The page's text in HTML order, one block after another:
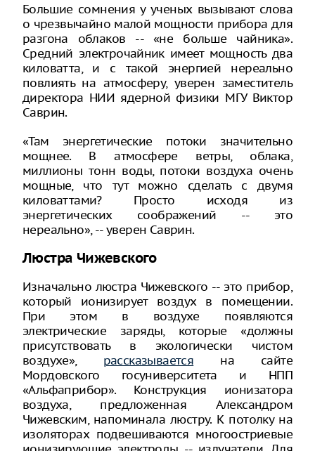
Большие сомнения у ученых вызывают слова
о чрезвычайно малой мощности прибора для
разгона облаков -- «не больше чайника».
Средний электрочайник имеет мощность два
киловатта, и с такой энергией нереально
повлиять на атмосферу, уверен заместитель
директора НИИ ядерной физики МГУ Виктор
Саврин.
«Там энергетические потоки значительно
мощнее. В атмосфере ветры, облака,
миллионы тонн воды, потоки воздуха очень
мощные, что тут можно сделать с двумя
киловаттами? Просто исходя из
энергетических соображений -- это
нереально», -- уверен Саврин.
Люстра Чижевского
Изначально люстра Чижевского -- это прибор,
который ионизирует воздух в помещении.
При этом в воздухе появляются
электрические заряды, которые «должны
присутствовать в экологически чистом
воздухе», рассказывается на сайте
Мордовского госуниверситета и НПП
«Альфаприбор». Конструкция ионизатора
воздуха, предложенная Александром
Чижевским, напоминала люстру. К потолку на
изоляторах подвешиваются многоостриевые